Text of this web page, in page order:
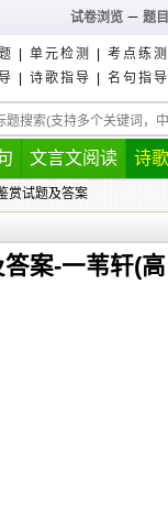
试卷浏览 － 题
单元检测 考点练测
诗歌指导 名句指导
文言文阅读 诗
赏试题及答案
案-一苇轩(